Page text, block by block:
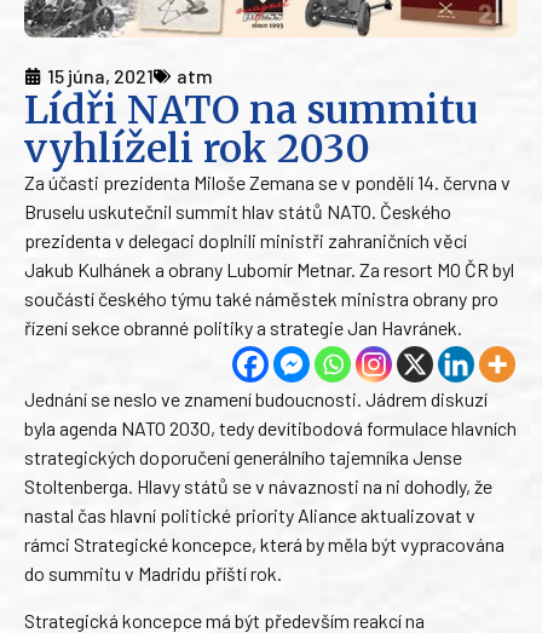
15 júna, 2021 atm
Lídři NATO na summitu
vyhlíželi rok 2030
Za účasti prezidenta Miloše Zemana se v pondělí 14. června v
Bruselu uskutečnil summit hlav států NATO. Českého
prezidenta v delegaci doplnili ministři zahraničních věcí
Jakub Kulhánek a obrany Lubomír Metnar. Za resort MO ČR byl
součástí českého týmu také náměstek ministra obrany pro
řízení sekce obranné politiky a strategie Jan Havránek.
Jednání se neslo ve znamení budoucnosti. Jádrem diskuzí
byla agenda NATO 2030, tedy devítibodová formulace hlavních
strategických doporučení generálního tajemníka Jense
Stoltenberga. Hlavy států se v návaznosti na ni dohodly, že
nastal čas hlavní politické priority Aliance aktualizovat v
rámci Strategické koncepce, která by měla být vypracována
do summitu v Madridu příští rok.
Strategická koncepce má být především reakcí na